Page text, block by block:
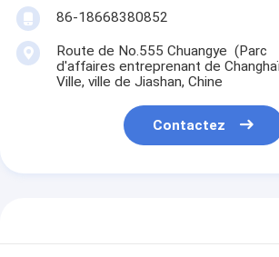
86-18668380852
Route de No.555 Chuangye (Parc
d'affaires entreprenant de
Ville, ville de Jiashan, Chine
Contactez